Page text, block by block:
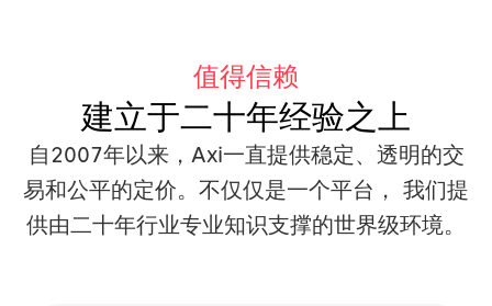
值得信赖
建立于二十年经验之上
自2007年以来，Axi一直提供稳定、透明的交
易和公平的定价。不仅仅是一个平台， 我们提
供由二十年行业专业知识支撑的世界级环境。